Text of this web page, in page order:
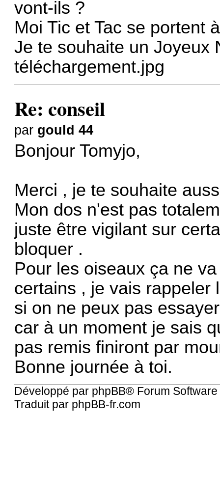
vont-ils ?
Moi Tic et Tac se portent
Je te souhaite un Joyeux
téléchargement.jpg
Re: conseil
par gould 44
Bonjour Tomyjo,
Merci , je te souhaite
Mon dos n'est pas
juste être vigilant sur
bloquer .
Pour les oiseaux ça ne
certains , je vais rappeler
si on ne peux pas
car à un moment je sais
pas remis finiront par
Bonne journée à toi.
Développé par phpBB® Forum
Traduit par phpBB-fr.com